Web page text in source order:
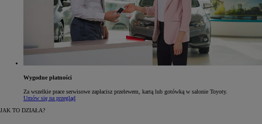
Wygodne płatności
Za wszelkie prace serwisowe zapłacisz przelewem, kartą lub gotówką w salonie Toyoty.
Umów się na przegląd
JAK TO DZIAŁA?